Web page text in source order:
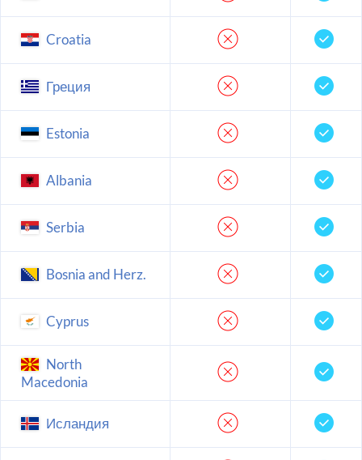
Croatia
Греция
Estonia
Albania
Serbia
Bosnia and Herz.
Cyprus
North
Macedonia
Исландия